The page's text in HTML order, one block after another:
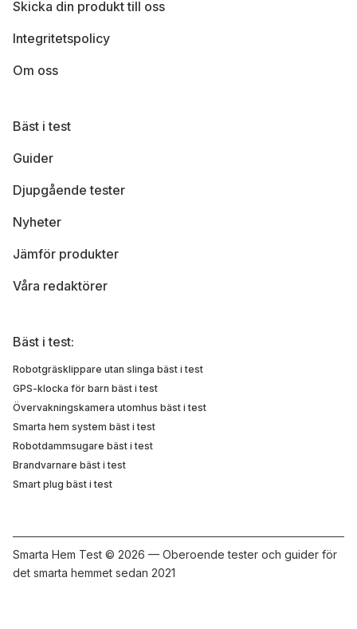
Bäst i test
Guider
Djupgående tester
Nyheter
Jämför produkter
Våra redaktörer
Skicka din produkt till oss
Integritetspolicy
Om oss
Bäst i test:
Robotgräsklippare utan slinga bäst i test
GPS-klocka för barn bäst i test
Övervakningskamera utomhus bäst i test
Smarta hem system bäst i test
Robotdammsugare bäst i test
Brandvarnare bäst i test
Smart plug bäst i test
Smarta Hem Test © 2026 — Oberoende tester och guider för
det smarta hemmet sedan 2021